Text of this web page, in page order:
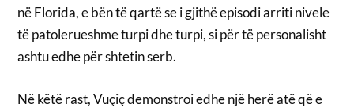
në Florida, e bën të qartë se i gjithë episodi arriti nivele
të patolerueshme turpi dhe turpi, si për të personalisht
ashtu edhe për shtetin serb.
Në këtë rast, Vuçiç demonstroi edhe një herë atë që e